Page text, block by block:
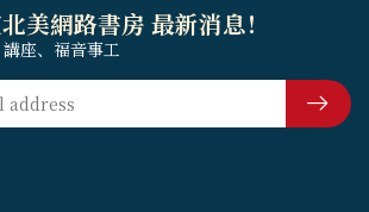
美網路書房 最新消息！
座、福音事工